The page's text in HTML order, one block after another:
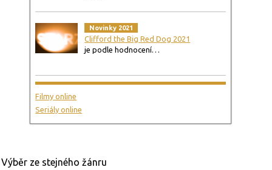
Novinky 2021
Clifford the Big Red Dog 2021
je podle hodnocení…
Filmy online
Seriály online